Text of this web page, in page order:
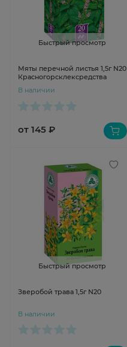
Быстрый просмотр
Мяты перечной листья 1,5г N20
Красногорсклексредства
В наличии
от 145 ₽
Быстрый просмотр
Зверобой трава 1,5г N20
В наличии